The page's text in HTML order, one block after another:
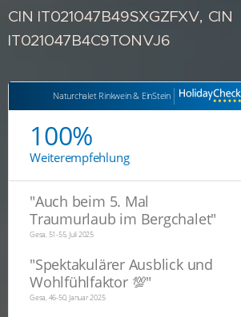
CIN IT021047B49SXGZFXV, CIN
IT021047B4C9TONVJ6
Naturchalet Rinkwein & EinStein
100%
Weiterempfehlung
"Auch beim 5. Mal
Traumurlaub im Bergchalet"
Gesa, 51-55, Juli 2025
"Spektakulärer Ausblick und
Wohlfühlfaktor 💯"
Gesa, 46-50, Januar 2025